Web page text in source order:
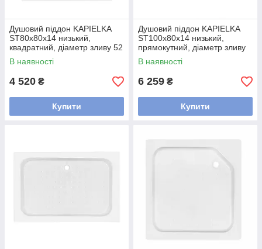
Душовий піддон KAPIELKA
ST80x80х14 низький,
квадратний, діаметр зливу 52
мм Lidz
В наявності
4 520 ₴
Купити
Душовий піддон KAPIELKA
ST100x80х14 низький,
прямокутний, діаметр зливу
52 мм Lidz
В наявності
6 259 ₴
Купити